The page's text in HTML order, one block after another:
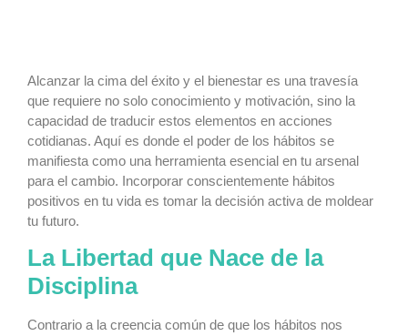
Alcanzar la cima del éxito y el bienestar es una travesía
que requiere no solo conocimiento y motivación, sino la
capacidad de traducir estos elementos en acciones
cotidianas. Aquí es donde el poder de los hábitos se
manifiesta como una herramienta esencial en tu arsenal
para el cambio. Incorporar conscientemente hábitos
positivos en tu vida es tomar la decisión activa de moldear
tu futuro.
La Libertad que Nace de la
Disciplina
Contrario a la creencia común de que los hábitos nos